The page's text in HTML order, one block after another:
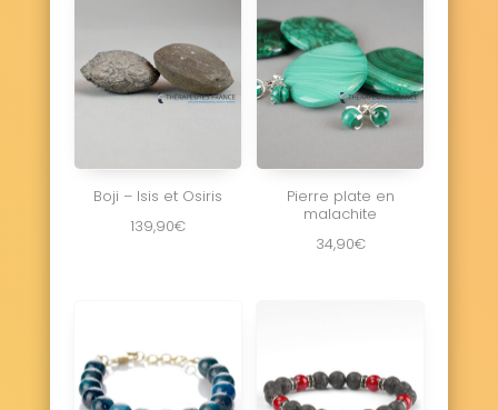
Boji – Isis et Osiris
139,90€
Pierre plate en
malachite
34,90€